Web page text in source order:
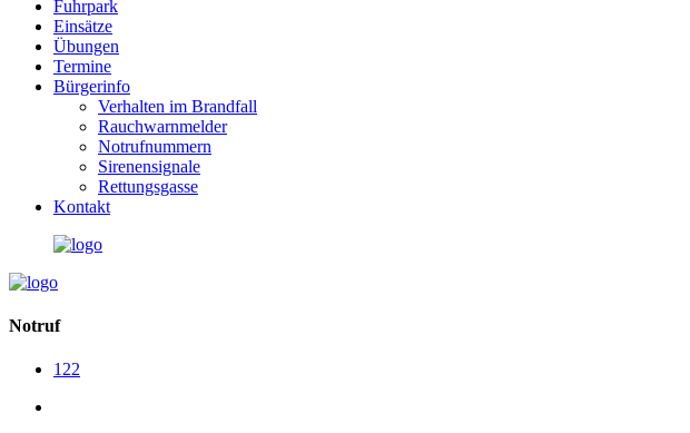
Fuhrpark
Einsätze
Übungen
Termine
Bürgerinfo
Verhalten im Brandfall
Rauchwarnmelder
Notrufnummern
Sirenensignale
Rettungsgasse
Kontakt
Notruf
122